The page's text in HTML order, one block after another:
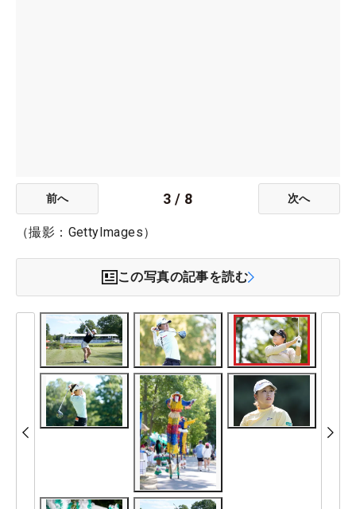
前へ 3 / 8 次へ
（撮影：GettyImages）
この写真の記事を読む